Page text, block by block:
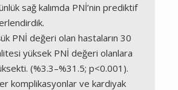
sağ kalımda PNİ’nin prediktif
PNİ değeri olan hastaların 30
yüksek PNİ değeri olanlara
(%3.3–%31.5; p<0.001).
komplikasyonlar ve kardiyak